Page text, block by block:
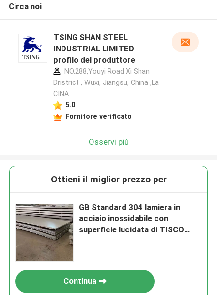
Circa noi
TSING SHAN STEEL
INDUSTRIAL LIMITED
profilo del produttore
NO.288,Youyi Road Xi Shan
Dristrict , Wuxi, Jiangsu, China ,La
CINA
5.0
Fornitore verificato
Osservi più
Ottieni il miglior prezzo per
GB Standard 304 lamiera in
acciaio inossidabile con
superficie lucidata di TISCO
Continua